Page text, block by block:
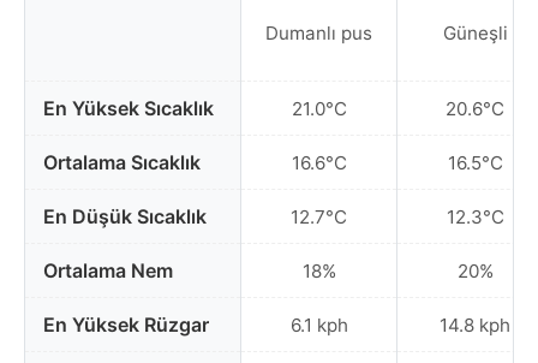
En Yüksek Sıcaklık
Ortalama Sıcaklık
En Düşük Sıcaklık
Ortalama Nem
En Yüksek Rüzgar
Dumanlı pus
21.0°C
16.6°C
12.7°C
18%
6.1 kph
Güneşli
20.6°C
16.5°C
12.3°C
20%
14.8 kph